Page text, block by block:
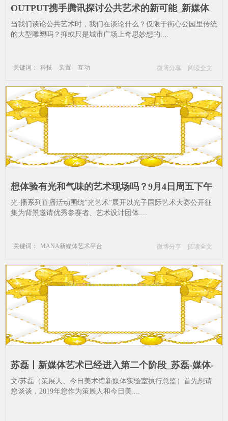
OUTPUT携手腾讯探讨公共艺术的新可能_新媒体
艺术-装置艺术-科技-装置-互动
当我们谈论公共艺术时，我们在谈论什么？仅限于街心公园里传统
的大型雕塑吗？抑或只是城市广场上奇思妙想的....
关键词： 科技 装置
互动
微博分享 阅读全文
想体验有光和气味的艺术现场吗？9月4日周五下午
相约北京东三环_当代艺术-新媒体艺术-第一届光子
国际艺术大赛-感知-创始人-艺术-感官
光·播系列直播活动围绕“光艺术”展开以光子国际艺术大赛公开征
集为背景邀请优秀参赛者、艺术设计团体....
关键词：
MANA新媒体艺术平台
第一届光子国际艺术大赛
感知
创始人
艺术 感官
微博分享 阅读全文
苏磊丨新媒体艺术已经进入第二个阶段_苏磊-媒体-
美术馆-雕塑
文/苏磊（策展人、今日美术馆新媒体实验室执行总监）首先想请
您谈谈，2019年您作为策展人和今日美....